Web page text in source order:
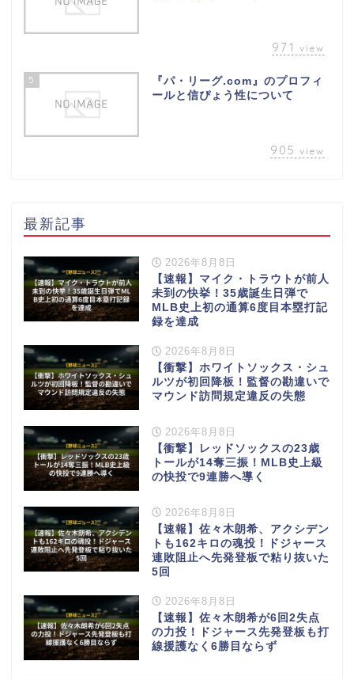
971 view
5
『パ・リーグ.com』のプロフィ
ールと信ぴょう性について
905 view
最新記事
2026年8月8日
【速報】マイク・トラウトが前人
未到の快挙！35歳誕生日弾で
MLB史上初の通算6度目本塁打記
録を達成
2026年8月8日
【衝撃】ホワイトソックス・シュ
ルツが初回降板！監督の勘違いで
マウンド訪問規定違反の失態
2026年8月8日
【衝撃】レッドソックスの23歳
トールが14奪三振！MLB史上級
の快投で9連勝へ導く
2026年8月8日
【速報】佐々木朗希、アクシデン
トも162キロの魂投！ドジャース
連敗阻止へ先発登板で粘り抜いた
5回
2026年8月8日
【速報】佐々木朗希が6回2失点
の力投！ドジャース先発登板も打
線援護なく6勝目ならず